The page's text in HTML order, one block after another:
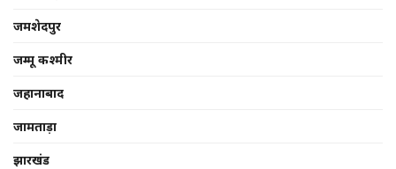
जमशेदपुर
जम्मू कश्मीर
जहानाबाद
जामताड़ा
झारखंड